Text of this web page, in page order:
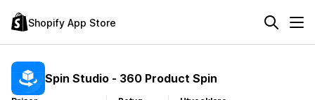
Shopify App Store
Spin Studio ‑ 360 Product Spin